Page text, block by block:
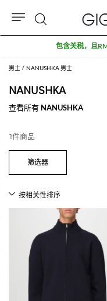
男士 NANUSHKA 男士
NANUSHKA
查看所有 NANUSHKA
1件商品
包含关税，且